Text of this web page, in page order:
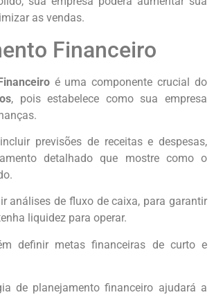
as vendas.
Financeiro
é uma componente crucial do
, pois estabelece como sua empresa
previsões de receitas e despesas,
detalhado que mostre como o
análises de fluxo de caixa, para garantir
liquidez para operar.
definir metas financeiras de curto e
de planejamento financeiro ajudará a